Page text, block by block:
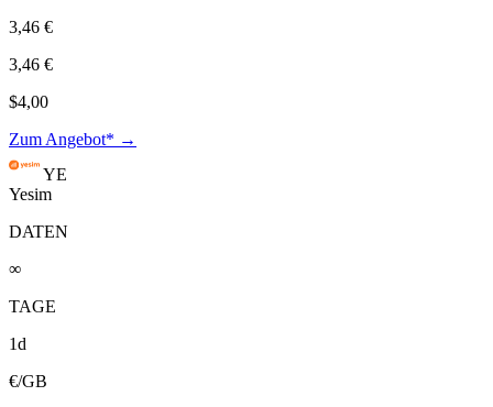
3,46 €
3,46 €
$4,00
Zum Angebot* →
YE
Yesim
DATEN
∞
TAGE
1d
€/GB